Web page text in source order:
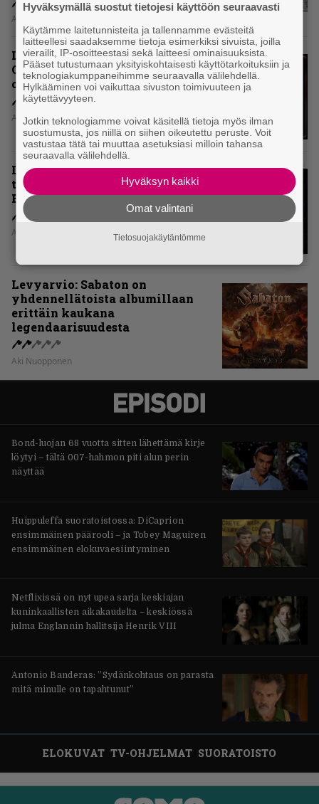
Aki Nuopponen
Levyarvio: Dirkschneider & The
Old Gang -albumista ei aina tiedä,
onko se tosissaan tehty vai ei
Aki Nuopponen
Levyarvio: Onko Steelbound jo
täydellisintä mahdollista Battle
Beastia?
Aki Nuopponen
Levyarvio: Sabaton on
yhdennellätoista albumillaan
erittäin kaukana
legendaarisuudesta
Aki Nuopponen
Bond-luojan 68 vuotta sitten lähettämä kirje
löytyi – tältä 007-hahmon piti alun perin
näyttää
Huippuleffa suoratoistossa: DiCaprion
ensimmäinen päärooli – ja Tobey Maguiren
ensimmäinen elokuvaesiintyminen
Netflixissä on nyt upea sarja keskiajan
kuninkaallisten aikakaudelta – keskiössä
julma Englannin hallitsija Henrik VIII
Antonio Banderas: ”Sydänkohtaus on parasta
mitä minulle on tapahtunut”
ELOKUVAT TV-OHJELMAT SUORATOISTO
Hyväksymällä suostut tietojesi käyttöön seuraavasti
Käytämme laitetunnisteita ja tallennamme evästeitä
laitteellesi saadaksemme tietoja esimerkiksi sivuista, joilla
vierailit, IP-osoitteestasi sekä laitteesi ominaisuuksista.
Pääset tutustumaan yksityiskohtaisesti käyttötarkoituksiin ja
teknologiakumppaneihimme seuraavalla välilehdellä.
Hylkääminen voi vaikuttaa sivuston toimivuuteen ja
käytettävyyteen.
Jotkin teknologiamme voivat käsitellä tietoja myös ilman
suostumusta, jos niillä on siihen oikeutettu peruste. Voit
vastustaa tätä tai muuttaa asetuksiasi milloin tahansa
seuraavalla välilehdellä.
Hyväksyn kaikki
Omat valintani
Tietosuojakäytäntömme